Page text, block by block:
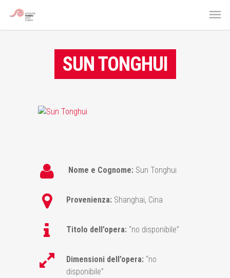
SUN TONGHUI
Nome e Cognome: Sun Tonghui
Provenienza: Shanghai, Cina
Titolo dell’opera: “no disponibile”
Dimensioni dell’opera: “no
disponibile”